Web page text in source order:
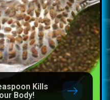
Kills
Body!